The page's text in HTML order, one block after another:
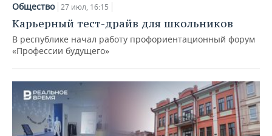
Общество 27 июл, 16:15
Карьерный тест-драйв для школьников
В республике начал работу профориентационный форум
«Профессии будущего»